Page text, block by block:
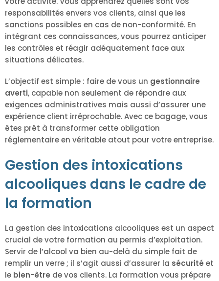
responsabilités envers vos clients, ainsi que les
sanctions possibles en cas de non-conformité. En
intégrant ces connaissances, vous pourrez anticiper
les contrôles et réagir adéquatement face aux
situations délicates.
L’objectif est simple : faire de vous un gestionnaire
averti, capable non seulement de répondre aux
exigences administratives mais aussi d’assurer une
expérience client irréprochable. Avec ce bagage, vous
êtes prêt à transformer cette obligation
réglementaire en véritable atout pour votre entreprise.
Gestion des intoxications
alcooliques dans le cadre de
la formation
La gestion des intoxications alcooliques est un aspect
crucial de votre formation au permis d’exploitation.
Servir de l’alcool va bien au-delà du simple fait de
remplir un verre ; il s’agit aussi d’assurer la sécurité et
le bien-être de vos clients. La formation vous prépare